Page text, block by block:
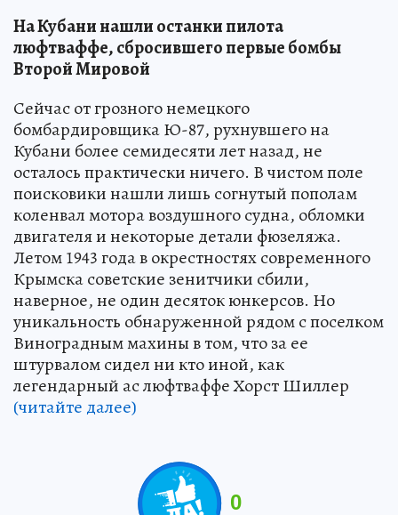
На Кубани нашли останки пилота
люфтваффе, сбросившего первые бомбы
Второй Мировой
Сейчас от грозного немецкого
бомбардировщика Ю-87, рухнувшего на
Кубани более семидесяти лет назад, не
осталось практически ничего. В чистом поле
поисковики нашли лишь согнутый пополам
коленвал мотора воздушного судна, обломки
двигателя и некоторые детали фюзеляжа.
Летом 1943 года в окрестностях современного
Крымска советские зенитчики сбили,
наверное, не один десяток юнкерсов. Но
уникальность обнаруженной рядом с поселком
Виноградным махины в том, что за ее
штурвалом сидел ни кто иной, как
легендарный ас люфтваффе Хорст Шиллер
(читайте далее)
0